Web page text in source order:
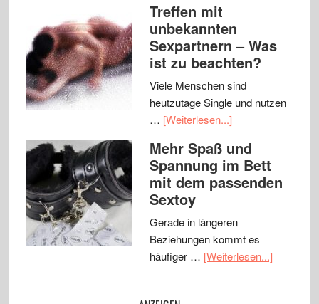
Treffen mit
unbekannten
Sexpartnern – Was
ist zu beachten?
Viele Menschen sind
heutzutage Single und nutzen
… [Weiterlesen...]
Mehr Spaß und
Spannung im Bett
mit dem passenden
Sextoy
Gerade in längeren
Beziehungen kommt es
häufiger … [Weiterlesen...]